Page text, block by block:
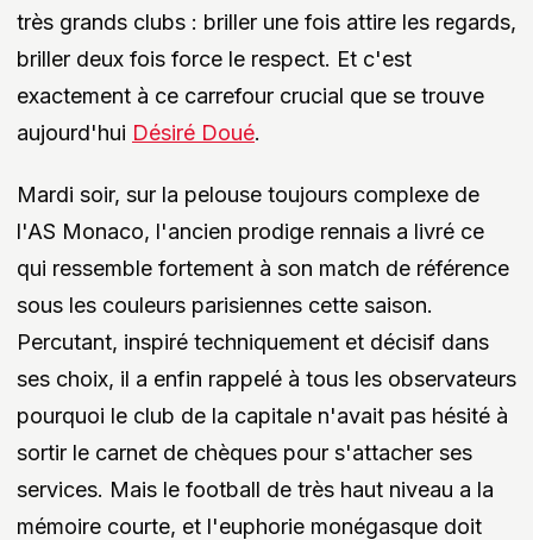
très grands clubs : briller une fois attire les regards,
briller deux fois force le respect. Et c'est
exactement à ce carrefour crucial que se trouve
aujourd'hui Désiré Doué.
Mardi soir, sur la pelouse toujours complexe de
l'AS Monaco, l'ancien prodige rennais a livré ce
qui ressemble fortement à son match de référence
sous les couleurs parisiennes cette saison.
Percutant, inspiré techniquement et décisif dans
ses choix, il a enfin rappelé à tous les observateurs
pourquoi le club de la capitale n'avait pas hésité à
sortir le carnet de chèques pour s'attacher ses
services. Mais le football de très haut niveau a la
mémoire courte, et l'euphorie monégasque doit